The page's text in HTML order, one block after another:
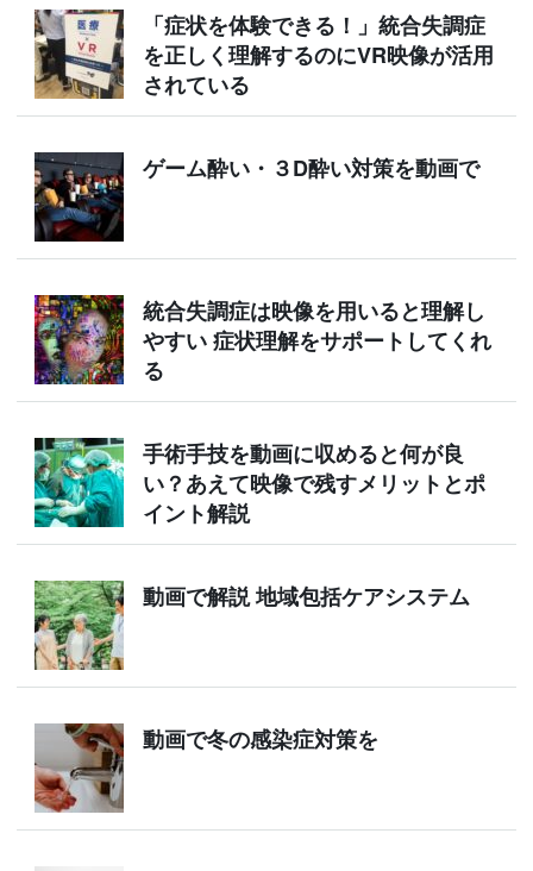
「症状を体験できる！」統合失調症
を正しく理解するのにVR映像が活用
されている
ゲーム酔い・３D酔い対策を動画で
統合失調症は映像を用いると理解し
やすい 症状理解をサポートしてくれ
る
手術手技を動画に収めると何が良
い？あえて映像で残すメリットとポ
イント解説
動画で解説 地域包括ケアシステム
動画で冬の感染症対策を